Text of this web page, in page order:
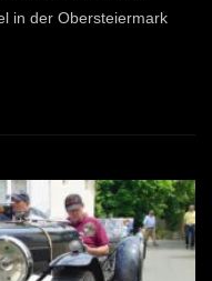
in der Obersteiermark